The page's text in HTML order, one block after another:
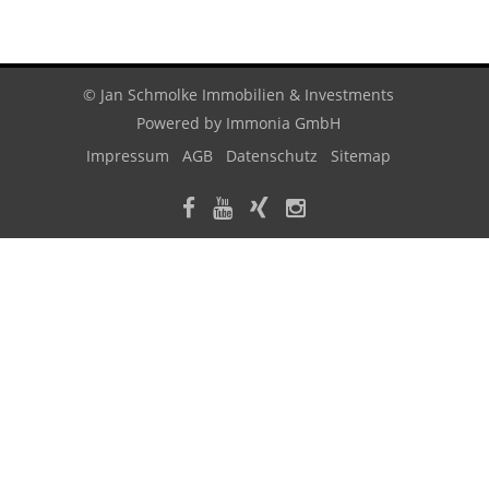
© Jan Schmolke Immobilien & Investments
Powered by Immonia GmbH
Impressum
AGB Datenschutz Sitemap